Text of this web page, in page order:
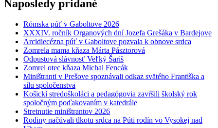
Naposledy pridané
Rómska púť v Gaboltove 2026
XXXIV. ročník Organových dní Jozefa Grešáka v Bardejove
Arcidiecézna púť v Gaboltove pozvala k obnove srdca
Zomrela mama kňaza Márta Pásztorová
Odpustová slávnosť Veľký Šariš
Zomrel otec kňaza Michal Fencák
Miništranti v Prešove spoznávali odkaz svätého Františka a
silu spoločenstva
Košickí stredoškoláci a pedagógovia zavŕšili školský rok
spoločným poďakovaním v katedrále
Stretnutie miništrantov 2026
Rodiny načúvali tlkotu srdca na Púti rodín vo Vysokej nad